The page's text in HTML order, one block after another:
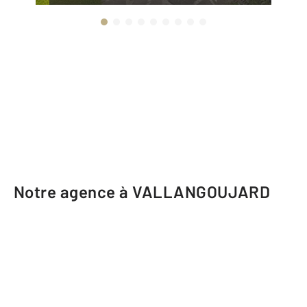
Notre agence à VALLANGOUJARD